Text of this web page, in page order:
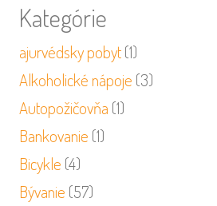
Kategórie
ajurvédsky pobyt(1)
Alkoholické nápoje (3)
Autopožičovňa (1)
Bankovanie (1)
Bicykle (4)
Bývanie (57)